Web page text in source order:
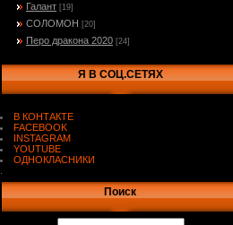
Галант [19]
СОЛОМОН [20]
Перо дракона 2020 [24]
Я В СОЦ.СЕТЯХ
В КОНТАКТЕ
FACEBOOK
INSTAGRAM
YOUTUBE
ОДНОКЛАСНИКИ
Поиск